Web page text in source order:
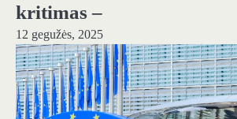
kritimas –
12 gegužės, 2025